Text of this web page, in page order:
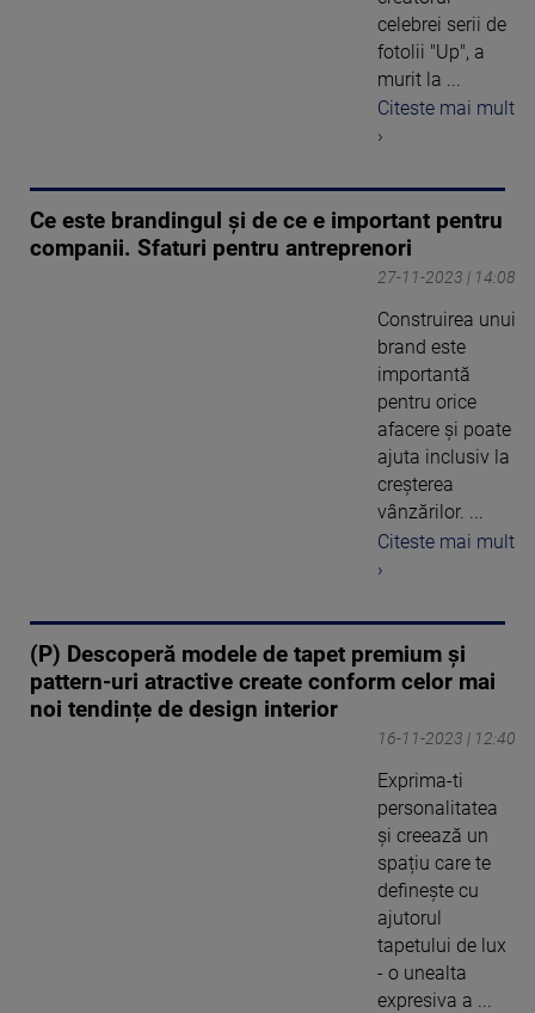
celebrei serii de
fotolii "Up", a
murit la ...
Citeste mai mult
›
Ce este brandingul și de ce e important pentru
companii. Sfaturi pentru antreprenori
27-11-2023 | 14:08
Construirea unui
brand este
importantă
pentru orice
afacere și poate
ajuta inclusiv la
creșterea
vânzărilor. ...
Citeste mai mult
›
(P) Descoperă modele de tapet premium și
pattern-uri atractive create conform celor mai
noi tendințe de design interior
16-11-2023 | 12:40
Exprima-ti
personalitatea
și creează un
spațiu care te
definește cu
ajutorul
tapetului de lux
- o unealta
expresiva a ...